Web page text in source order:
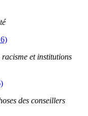
et institutions
des conseillers